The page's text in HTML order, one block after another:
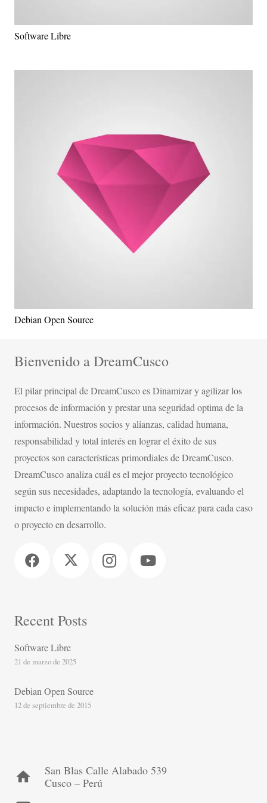
Software Libre
Debian Open Source
Bienvenido a DreamCusco
El pilar principal de DreamCusco es Dinamizar y agilizar los
procesos de información y prestar una seguridad optima de la
información. Nuestros socios y alianzas, calidad humana,
responsabilidad y total interés en lograr el éxito de sus
proyectos son características primordiales de DreamCusco.
DreamCusco analiza cuál es el mejor proyecto tecnológico
según sus necesidades, adaptando la tecnología, evaluando el
impacto e implementando la solución más eficaz para cada caso
o proyecto en desarrollo.
Recent Posts
Software Libre
21 de marzo de 2025
Debian Open Source
12 de septiembre de 2015
home
San Blas Calle Alabado 539
Cusco – Perú